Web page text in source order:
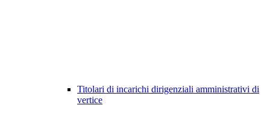
Titolari di incarichi dirigenziali amministrativi di
vertice